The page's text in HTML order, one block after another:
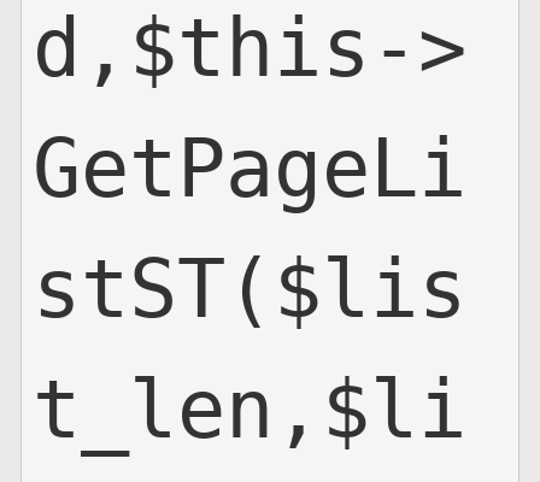
d,$this->
GetPageLi
stST($lis
t_len,$li